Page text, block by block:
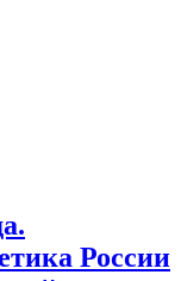
России